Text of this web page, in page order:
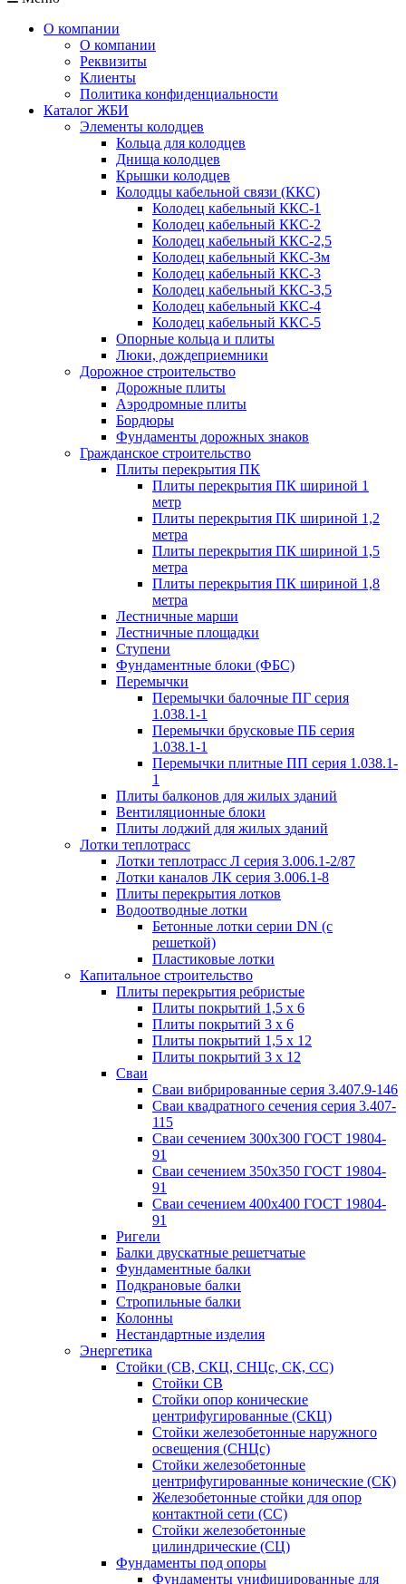
О компании
О компании
Реквизиты
Клиенты
Политика конфиденциальности
Каталог ЖБИ
Элементы колодцев
Кольца для колодцев
Днища колодцев
Крышки колодцев
Колодцы кабельной связи (ККС)
Колодец кабельный ККС-1
Колодец кабельный ККС-2
Колодец кабельный ККС-2,5
Колодец кабельный ККС-3м
Колодец кабельный ККС-3
Колодец кабельный ККС-3,5
Колодец кабельный ККС-4
Колодец кабельный ККС-5
Опорные кольца и плиты
Люки, дождеприемники
Дорожное строительство
Дорожные плиты
Аэродромные плиты
Бордюры
Фундаменты дорожных знаков
Гражданское строительство
Плиты перекрытия ПК
Плиты перекрытия ПК шириной 1
метр
Плиты перекрытия ПК шириной 1,2
метра
Плиты перекрытия ПК шириной 1,5
метра
Плиты перекрытия ПК шириной 1,8
метра
Лестничные марши
Лестничные площадки
Ступени
Фундаментные блоки (ФБС)
Перемычки
Перемычки балочные ПГ серия
1.038.1-1
Перемычки брусковые ПБ серия
1.038.1-1
Перемычки плитные ПП серия 1.038.1-
1
Плиты балконов для жилых зданий
Вентиляционные блоки
Плиты лоджий для жилых зданий
Лотки теплотрасс
Лотки теплотрасс Л серия 3.006.1-2/87
Лотки каналов ЛК серия 3.006.1-8
Плиты перекрытия лотков
Водоотводные лотки
Бетонные лотки серии DN (с
решеткой)
Пластиковые лотки
Капитальное строительство
Плиты перекрытия ребристые
Плиты покрытий 1,5 x 6
Плиты покрытий 3 x 6
Плиты покрытий 1,5 x 12
Плиты покрытий 3 x 12
Сваи
Сваи вибрированные серия 3.407.9-146
Сваи квадратного сечения серия 3.407-
115
Сваи сечением 300х300 ГОСТ 19804-
91
Сваи сечением 350х350 ГОСТ 19804-
91
Сваи сечением 400х400 ГОСТ 19804-
91
Ригели
Балки двускатные решетчатые
Фундаментные балки
Подкрановые балки
Стропильные балки
Колонны
Нестандартные изделия
Энергетика
Стойки (СВ, СКЦ, СНЦс, СК, СС)
Стойки СВ
Стойки опор конические
центрифугированные (СКЦ)
Стойки железобетонные наружного
освещения (СНЦс)
Стойки железобетонные
центрифугированные конические (СК)
Железобетонные стойки для опор
контактной сети (СС)
Стойки железобетонные
цилиндрические (СЦ)
Фундаменты под опоры
Фундаменты унифицированные для